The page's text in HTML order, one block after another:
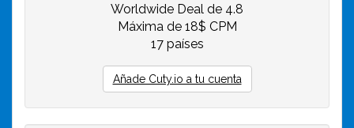
Worldwide Deal de 4.8
Máxima de 18$ CPM
17 países
Añade Cuty.io a tu cuenta